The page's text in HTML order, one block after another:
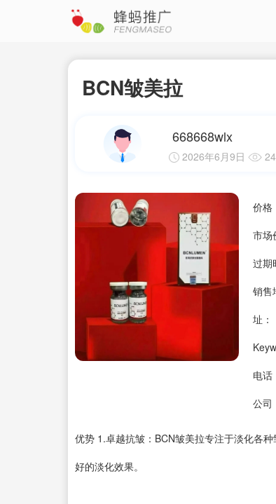
BCN皱美拉
668668wlx
2026年6月9日
价格
市场
过期
销售
址：
电话
公司
优势 1.卓越抗皱：BCN皱美拉专注于淡化各
好的淡化效果。